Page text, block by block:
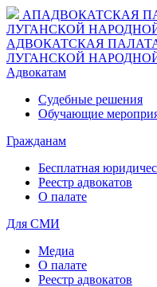
АПАДВОКАТСКАЯ
ЛУГАНСКОЙ
АДВОКАТСКАЯ
ЛУГАНСКОЙ
Адвокатам
Судебные решения
Обучающие
Гражданам
Бесплатная
Реестр адвокатов
О палате
Для СМИ
Медиа
О палате
Реестр адвокатов